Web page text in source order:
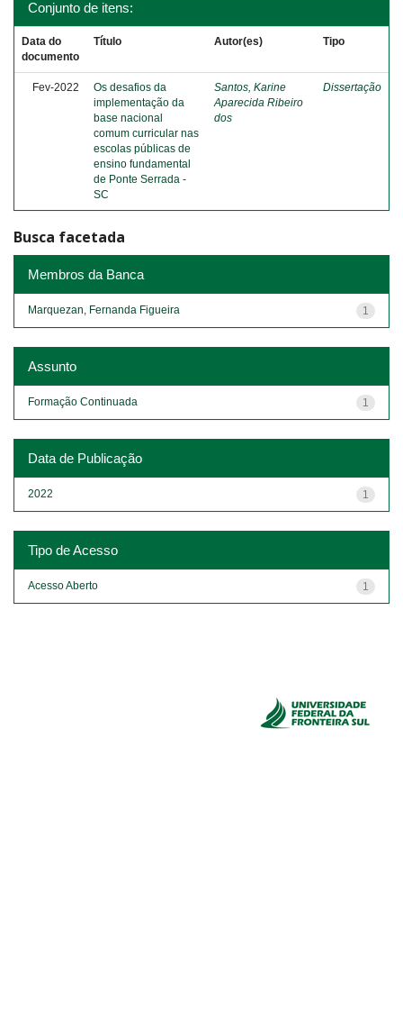
Conjunto de itens:
Data do
documento
Título Autor(es) Tipo
Fev-2022
Os desafios da
implementação da
base nacional
comum curricular nas
escolas públicas de
ensino fundamental
de Ponte Serrada -
SC
Santos, Karine
Aparecida Ribeiro
dos
Dissertação
Busca facetada
Membros da Banca
1
Marquezan, Fernanda Figueira
Assunto
1
Formação Continuada
Data de Publicação
1
2022
Tipo de Acesso
1
Acesso Aberto